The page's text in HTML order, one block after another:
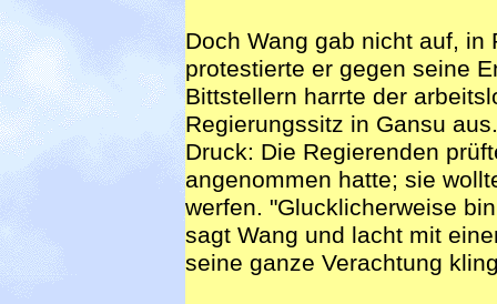
Doch Wang gab nicht auf,
protestierte er gegen seine
Bittstellern harrte der
Regierungssitz in Gansu
Druck: Die Regierenden
angenommen hatte; sie
werfen. "Glucklicherweise
sagt Wang und lacht mit
seine ganze Verachtung